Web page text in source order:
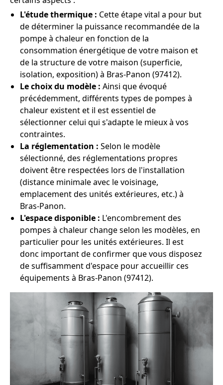
L'étude thermique : Cette étape vital a pour but
de déterminer la puissance recommandée de la
pompe à chaleur en fonction de la
consommation énergétique de votre maison et
de la structure de votre maison (superficie,
isolation, exposition) à Bras-Panon (97412).
Le choix du modèle : Ainsi que évoqué
précédemment, différents types de pompes à
chaleur existent et il est essentiel de
sélectionner celui qui s'adapte le mieux à vos
contraintes.
La réglementation : Selon le modèle
sélectionné, des réglementations propres
doivent être respectées lors de l'installation
(distance minimale avec le voisinage,
emplacement des unités extérieures, etc.) à
Bras-Panon.
L'espace disponible : L'encombrement des
pompes à chaleur change selon les modèles, en
particulier pour les unités extérieures. Il est
donc important de confirmer que vous disposez
de suffisamment d'espace pour accueillir ces
équipements à Bras-Panon (97412).